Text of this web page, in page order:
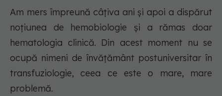
Am mers împreună câțiva ani și apoi a dispărut
noțiunea de hemobiologie și a rămas doar
hematologia clinică. Din acest moment nu se
ocupă nimeni de învățământ postuniversitar în
transfuziologie, ceea ce este o mare, mare
problemă.